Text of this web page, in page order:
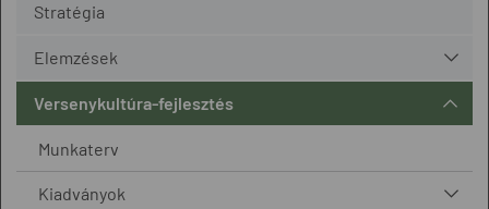
Stratégia
Elemzések
Versenykultúra-fejlesztés
Munkaterv
Kiadványok